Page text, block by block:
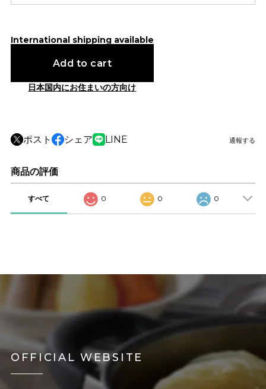
International shipping available
Add to cart
日本国内にお住まいの方向け
ポスト シェア LINE 通報する
商品の評価
すべて 0 0 0
OFFICIAL WEBSITE